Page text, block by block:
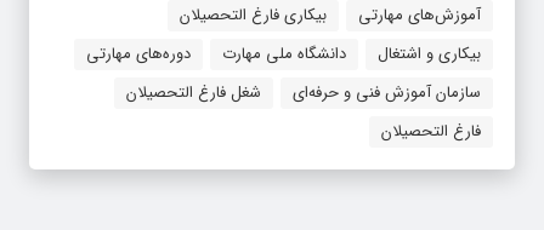
آموزش‌های مهارتی
بیکاری فارغ التحصیلان
بیکاری و اشتغال
دانشگاه ملی مهارت
دوره‌های مهارتی
سازمان آموزش فنی و حرفه‌ای
شغل فارغ التحصیلان
فارغ التحصیلان